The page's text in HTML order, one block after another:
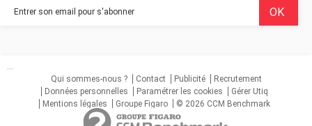
...
Qui sommes-nous ?
Contact Publicité
Recrutement
Données personnelles
Paramétrer les cookies
Gérer Utiq
Mentions légales
Groupe Figaro © 2026 CCM Benchmark